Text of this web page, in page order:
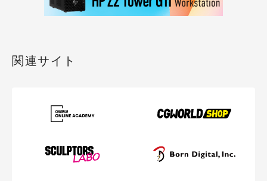
関連サイト